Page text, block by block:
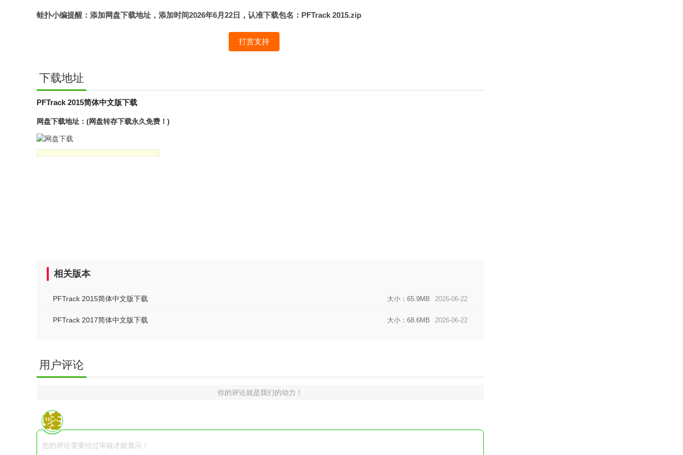
蛙扑小编提醒：添加网盘下载地址，添加时间2026年6月22日，认准下载包名：PFTrack 2015.zip
打赏支持
下载地址
PFTrack 2015简体中文版下载
网盘下载地址：(网盘转存下载永久免费！)
相关版本
PFTrack 2015简体中文版下载 大小：65.9MB 2026-06-22
PFTrack 2017简体中文版下载 大小：68.6MB 2026-06-22
用户评论
你的评论就是我们的动力！